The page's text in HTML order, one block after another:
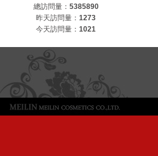
總訪問量： 5385890
昨天訪問量： 1273
今天訪問量： 1021